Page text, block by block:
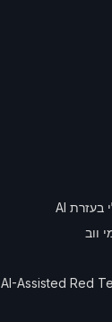
AI-Assisted Red